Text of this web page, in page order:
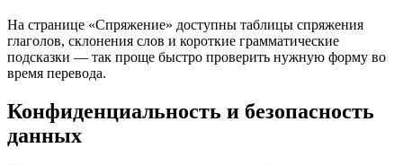
На странице «Спряжение» доступны таблицы спряжения
глаголов, склонения слов и короткие грамматические
подсказки — так проще быстро проверить нужную форму во
время перевода.
Конфиденциальность и безопасность
данных